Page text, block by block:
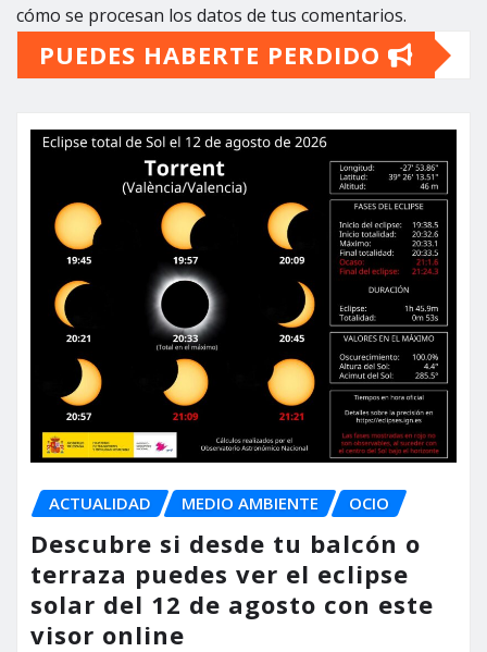
cómo se procesan los datos de tus comentarios.
PUEDES HABERTE PERDIDO
ACTUALIDAD MEDIO AMBIENTE OCIO
Descubre si desde tu balcón o
terraza puedes ver el eclipse
solar del 12 de agosto con este
visor online